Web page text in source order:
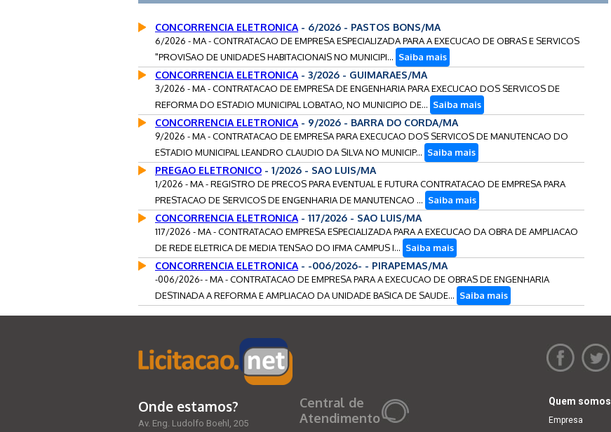
CONCORRENCIA ELETRONICA - 6/2026 - PASTOS BONS/MA
6/2026 - MA - CONTRATACAO DE EMPRESA ESPECIALIZADA PARA A EXECUCAO DE OBRAS E SERVICOS
"PROVISAO DE UNIDADES HABITACIONAIS NO MUNICIPI... Saiba mais
CONCORRENCIA ELETRONICA - 3/2026 - GUIMARAES/MA
3/2026 - MA - CONTRATACAO DE EMPRESA DE ENGENHARIA PARA EXECUCAO DOS SERVICOS DE
REFORMA DO ESTADIO MUNICIPAL LOBATAO, NO MUNICIPIO DE... Saiba mais
CONCORRENCIA ELETRONICA - 9/2026 - BARRA DO CORDA/MA
9/2026 - MA - CONTRATACAO DE EMPRESA PARA EXECUCAO DOS SERVICOS DE MANUTENCAO DO
ESTADIO MUNICIPAL LEANDRO CLAUDIO DA SILVA NO MUNICIP... Saiba mais
PREGAO ELETRONICO - 1/2026 - SAO LUIS/MA
1/2026 - MA - REGISTRO DE PRECOS PARA EVENTUAL E FUTURA CONTRATACAO DE EMPRESA PARA
PRESTACAO DE SERVICOS DE ENGENHARIA DE MANUTENCAO ... Saiba mais
CONCORRENCIA ELETRONICA - 117/2026 - SAO LUIS/MA
117/2026 - MA - CONTRATACAO EMPRESA ESPECIALIZADA PARA A EXECUCAO DA OBRA DE AMPLIACAO
DE REDE ELETRICA DE MEDIA TENSAO DO IFMA CAMPUS I... Saiba mais
CONCORRENCIA ELETRONICA - -006/2026- - PIRAPEMAS/MA
-006/2026- - MA - CONTRATACAO DE EMPRESA PARA A EXECUCAO DE OBRAS DE ENGENHARIA
DESTINADA A REFORMA E AMPLIACAO DA UNIDADE BASICA DE SAUDE... Saiba mais
Onde estamos?
Av. Eng. Ludolfo Boehl, 205
Central de
Atendimento
Quem somos
Empresa